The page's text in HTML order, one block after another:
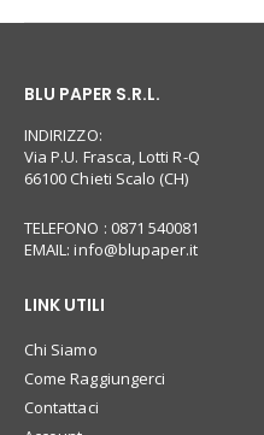
BLU PAPER S.R.L.
INDIRIZZO:
Via P.U. Frasca, Lotti R-Q
66100 Chieti Scalo (CH)
TELEFONO : 0871 540081
EMAIL:info@blupaper.it
LINK UTILI
Chi Siamo
Come Raggiungerci
Contattaci